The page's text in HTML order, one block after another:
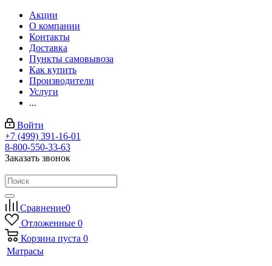
Акции
О компании
Контакты
Доставка
Пункты самовывоза
Как купить
Производители
Услуги
...
Войти
+7 (499) 391-16-01
8-800-550-33-63
Заказать звонок
Сравнение0
Отложенные 0
Корзина пуста 0
Матрасы